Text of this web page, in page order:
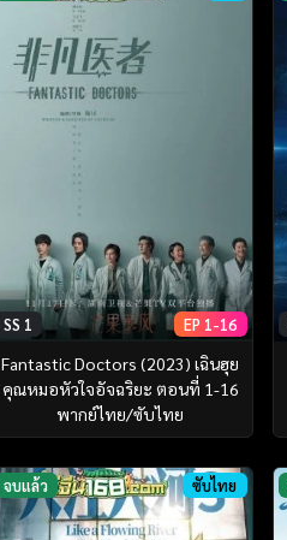
SS 1 EP 1-16
Fantastic Doctors (2023) เฉินฮุย
คุณหมอหัวใจอัจฉริยะ ตอนที่ 1-16
พากย์ไทย/ซับไทย
จบแล้ว ซับไทย